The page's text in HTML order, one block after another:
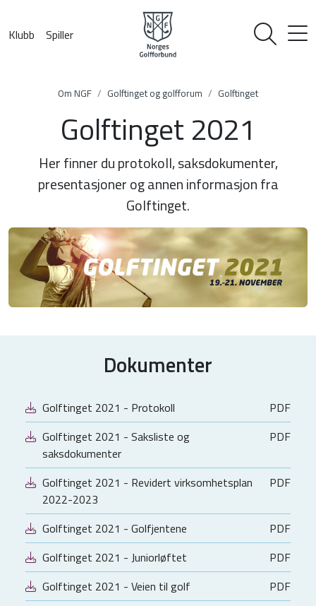
Klubb Spiller
Om NGF Golftinget og golfforum Golftinget
Golftinget 2021
Her finner du protokoll, saksdokumenter,
presentasjoner og annen informasjon fra
Golftinget.
Dokumenter
Golftinget 2021 - Protokoll
PDF
Golftinget 2021 - Saksliste og
saksdokumenter
PDF
Golftinget 2021 - Revidert virksomhetsplan
2022-2023
PDF
Golftinget 2021 - Golfjentene
PDF
Golftinget 2021 - Juniorløftet
PDF
Golftinget 2021 - Veien til golf
PDF